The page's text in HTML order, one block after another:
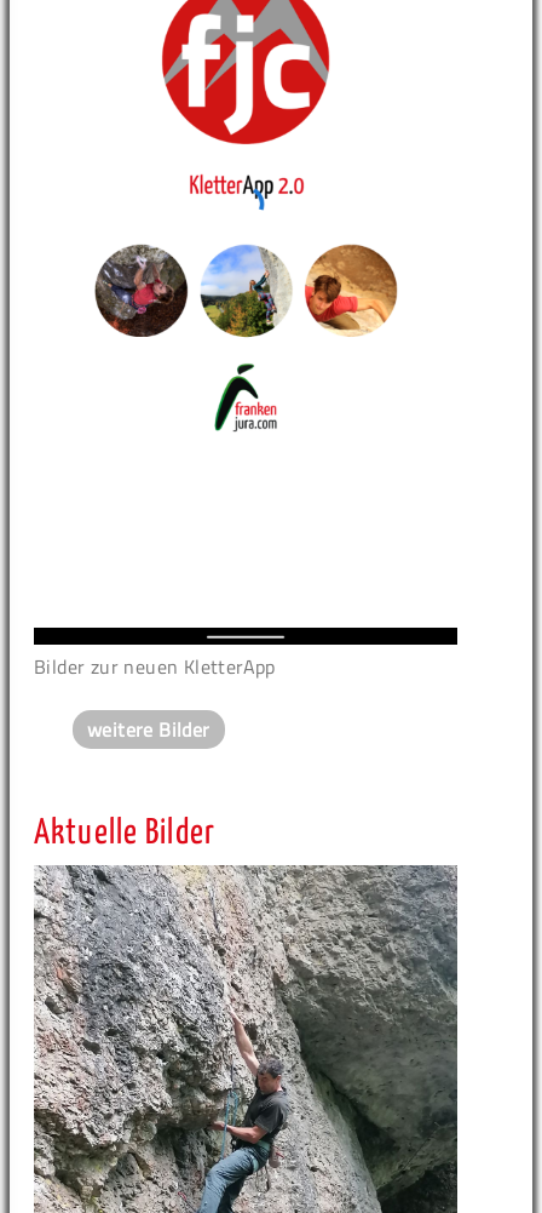
Bilder zur neuen KletterApp
weitere Bilder
Aktuelle Bilder